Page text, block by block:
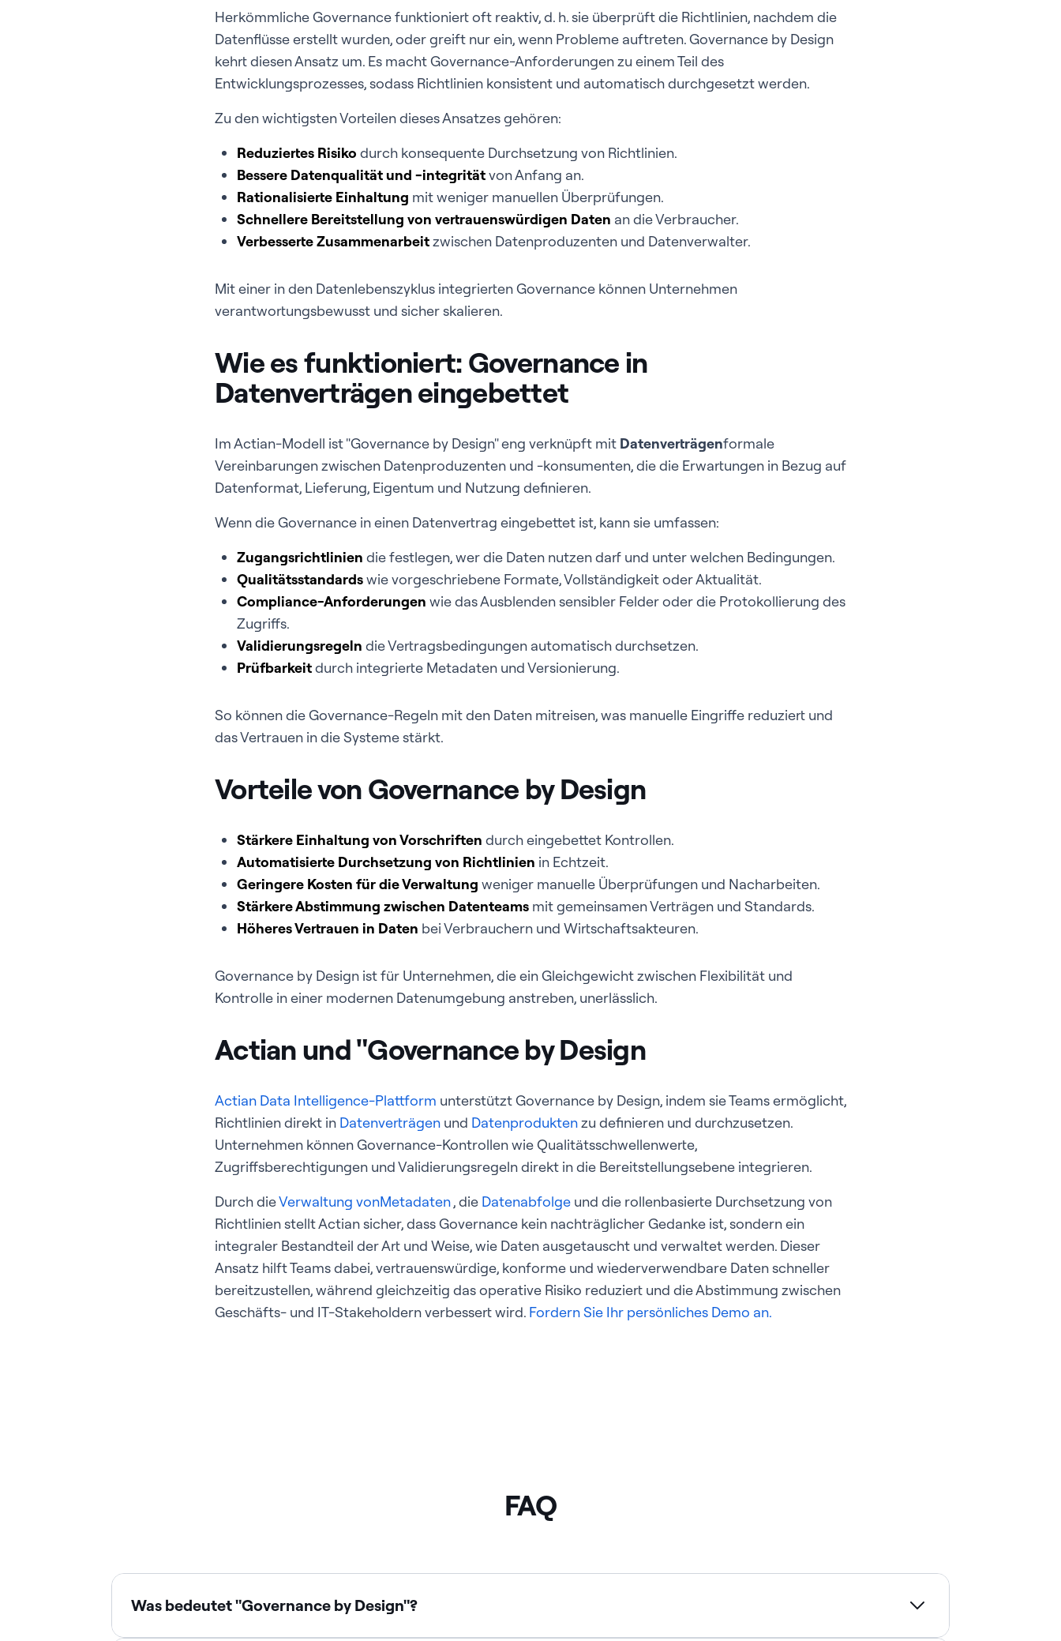
Herkömmliche Governance funktioniert oft reaktiv, d. h. sie überprüft die Richtlinien, nachdem die
Datenflüsse erstellt wurden, oder greift nur ein, wenn Probleme auftreten. Governance by Design
kehrt diesen Ansatz um. Es macht Governance-Anforderungen zu einem Teil des
Entwicklungsprozesses, sodass Richtlinien konsistent und automatisch durchgesetzt werden.
Zu den wichtigsten Vorteilen dieses Ansatzes gehören:
Reduziertes Risiko durch konsequente Durchsetzung von Richtlinien.
Bessere Datenqualität und -integritätvon Anfang an.
Rationalisierte Einhaltung mit weniger manuellen Überprüfungen.
Schnellere Bereitstellung von vertrauenswürdigen Daten an die Verbraucher.
Verbesserte Zusammenarbeitzwischen Datenproduzenten und Datenverwalter.
Mit einer in den Datenlebenszyklus integrierten Governance können Unternehmen
verantwortungsbewusst und sicher skalieren.
Wie es funktioniert: Governance in
Datenverträgen eingebettet
Im Actian-Modell ist "Governance by Design" eng verknüpft mit Datenverträgenformale
Vereinbarungen zwischen Datenproduzenten und -konsumenten, die die Erwartungen in Bezug auf
Datenformat, Lieferung, Eigentum und Nutzung definieren.
Wenn die Governance in einen Datenvertrag eingebettet ist, kann sie umfassen:
Zugangsrichtlinien die festlegen, wer die Daten nutzen darf und unter welchen Bedingungen.
Qualitätsstandardswie vorgeschriebene Formate, Vollständigkeit oder Aktualität.
Compliance-Anforderungen wie das Ausblenden sensibler Felder oder die Protokollierung des
Zugriffs.
Validierungsregeln die Vertragsbedingungen automatisch durchsetzen.
Prüfbarkeitdurch integrierte Metadaten und Versionierung.
So können die Governance-Regeln mit den Daten mitreisen, was manuelle Eingriffe reduziert und
das Vertrauen in die Systeme stärkt.
Vorteile von Governance by Design
Stärkere Einhaltung von Vorschriften durch eingebettet Kontrollen.
Automatisierte Durchsetzung von Richtlinien in Echtzeit.
Geringere Kosten für die Verwaltung weniger manuelle Überprüfungen und Nacharbeiten.
Stärkere Abstimmung zwischen Datenteams mit gemeinsamen Verträgen und Standards.
Höheres Vertrauen in Daten bei Verbrauchern und Wirtschaftsakteuren.
Governance by Design ist für Unternehmen, die ein Gleichgewicht zwischen Flexibilität und
Kontrolle in einer modernen Datenumgebung anstreben, unerlässlich.
Actian und "Governance by Design
Actian Data Intelligence-Plattform unterstützt Governance by Design, indem sie Teams ermöglicht,
Richtlinien direkt in Datenverträgen und Datenproduktenzu definieren und durchzusetzen.
Unternehmen können Governance-Kontrollen wie Qualitätsschwellenwerte,
Zugriffsberechtigungen und Validierungsregeln direkt in die Bereitstellungsebene integrieren.
Durch dieVerwaltung vonMetadaten, die Datenabfolge und die rollenbasierte Durchsetzung von
Richtlinien stellt Actian sicher, dass Governance kein nachträglicher Gedanke ist, sondern ein
integraler Bestandteil der Art und Weise, wie Daten ausgetauscht und verwaltet werden. Dieser
Ansatz hilft Teams dabei, vertrauenswürdige, konforme und wiederverwendbare Daten schneller
bereitzustellen, während gleichzeitig das operative Risiko reduziert und die Abstimmung zwischen
Geschäfts- und IT-Stakeholdern verbessert wird. Fordern Sie Ihr persönliches Demo an.
FAQ
Was bedeutet "Governance by Design"?